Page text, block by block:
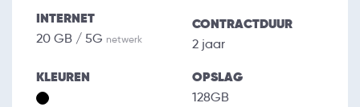
INTERNET
20 GB / 5G netwerk
CONTRACTDUUR
2 jaar
KLEUREN OPSLAG
128GB